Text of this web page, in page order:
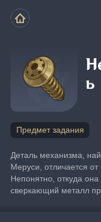
ь
Предмет задания
Деталь механизма,
Меруси, отличается от
Непонятно, откуда
сверкающий металл